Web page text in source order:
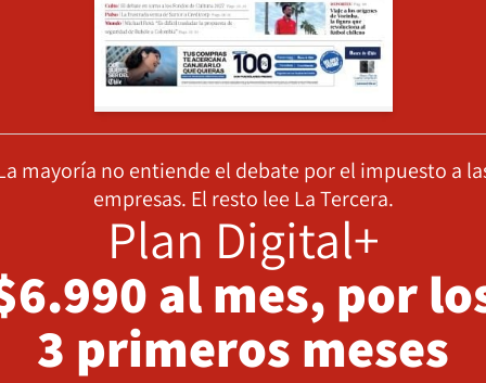
mayoría no entiende el debate por el impuesto a
empresas. El resto lee La Tercera.
Plan Digital+
al mes, por
3 primeros meses